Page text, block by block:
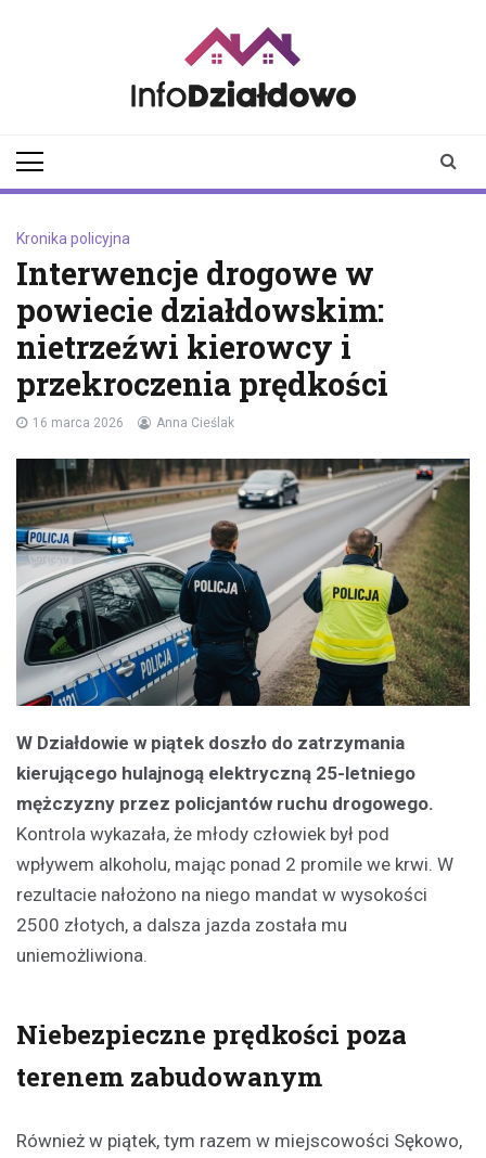
Kronika policyjna
Interwencje drogowe w
powiecie działdowskim:
nietrzeźwi kierowcy i
przekroczenia prędkości
16 marca 2026 Anna Cieślak
W Działdowie w piątek doszło do zatrzymania
kierującego hulajnogą elektryczną 25-letniego
mężczyzny przez policjantów ruchu drogowego.
Kontrola wykazała, że młody człowiek był pod
wpływem alkoholu, mając ponad 2 promile we krwi. W
rezultacie nałożono na niego mandat w wysokości
2500 złotych, a dalsza jazda została mu
uniemożliwiona.
Niebezpieczne prędkości poza
terenem zabudowanym
Również w piątek, tym razem w miejscowości Sękowo,